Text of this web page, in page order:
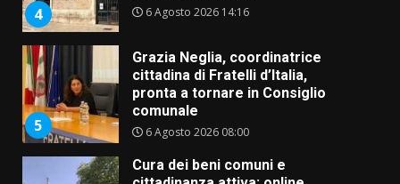
4 6 Agosto 2026 14:16
5
Grazia Neglia, coordinatrice
cittadina di Fratelli d’Italia,
pronta a tornare in Consiglio
comunale
6 Agosto 2026 08:00
Cura dei beni comuni e